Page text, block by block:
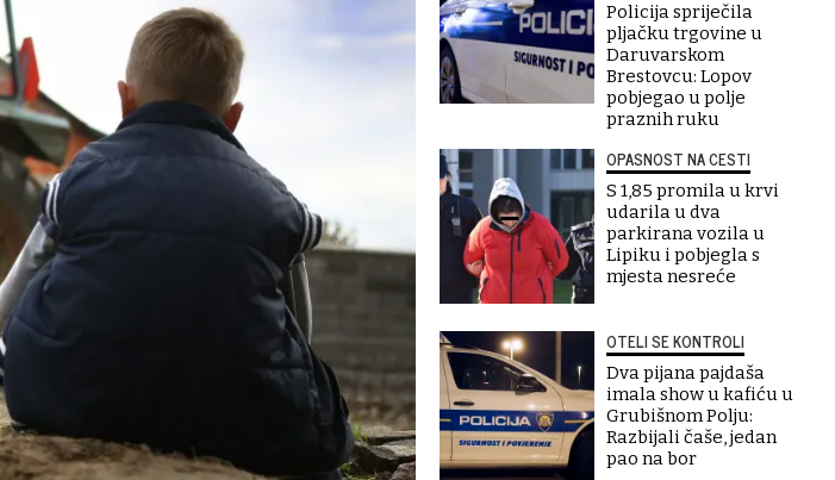
Policija spriječila
pljačku trgovine u
Daruvarskom
Brestovcu: Lopov
pobjegao u polje
praznih ruku
OPASNOST NA CESTI
S 1,85 promila u krvi
udarila u dva
parkirana vozila u
Lipiku i pobjegla s
mjesta nesreće
OTELI SE KONTROLI
Dva pijana pajdaša
imala show u kafiću u
Grubišnom Polju:
Razbijali čaše, jedan
pao na bor